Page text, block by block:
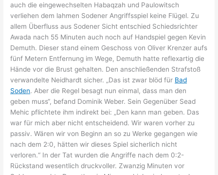
auch die eingewechselten Habaqzah und Paulowitsch
verliehen dem lahmen Sodener Angriffsspiel keine Flügel. Zu
allem Überfluss aus Sodener Sicht entschied Schiedsrichter
Awada nach 55 Minuten auch noch auf Handspiel gegen Kevin
Demuth. Dieser stand einem Geschoss von Oliver Krenzer aufs
fünf Metern Entfernung im Wege, Demuth hatte reflexartig die
Hände vor die Brust gehalten. Den anschließenden Strafstoß
verwandelte Neidhardt sicher. „Das ist zwar blöd für Bad
Soden. Aber die Regel besagt nun einmal, dass man den
geben muss“, befand Dominik Weber. Sein Gegenüber Sead
Mehic pflichtete ihm indirekt bei: „Den kann man geben. Das
war für mich aber nicht entscheidend. Wir waren vorher zu
passiv. Wären wir von Beginn an so zu Werke gegangen wie
nach dem 2:0, hätten wir dieses Spiel sicherlich nicht
verloren.“ In der Tat wurden die Angriffe nach dem 0:2-
Rückstand wesentlich druckvoller. Zwanzig Minuten vor